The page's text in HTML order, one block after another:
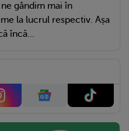
gândim mai în
la lucrul respectiv. Așa
încă...